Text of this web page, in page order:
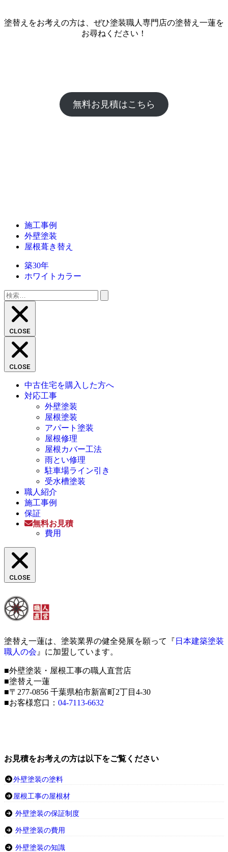
塗替えをお考えの方は、ぜひ塗装職人専門店の塗替え一蓮を
お尋ねください！
無料お見積はこちら
施工事例
外壁塗装
屋根葺き替え
築30年
ホワイトカラー
検
索:
CLOSE
CLOSE
中古住宅を購入した方へ
対応工事
外壁塗装
屋根塗装
アパート塗装
屋根修理
屋根カバー工法
雨とい修理
駐車場ライン引き
受水槽塗装
職人紹介
施工事例
保証
無料お見積
費用
CLOSE
塗替え一蓮は、塗装業界の健全発展を願って『 日本建築塗装
職人の会 』に加盟しています。
■外壁塗装・屋根工事の職人直営店
■塗替え一蓮
■〒277-0856 千葉県柏市新富町2丁目4-30
■お客様窓口： 04-7113-6632
お見積をお考えの方は以下をご覧ください
外壁塗装の塗料
屋根工事の屋根材
外壁塗装の保証制度
外壁塗装の費用
外壁塗装の知識